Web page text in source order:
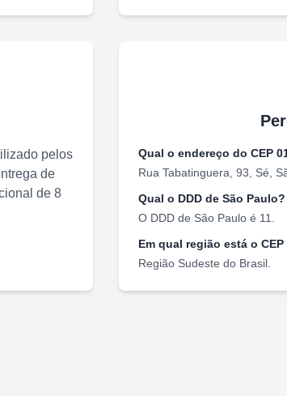
pelos
de
de 8
Qual o endereço do CEP
Rua Tabatinguera, 93
Sé
Qual o DDD de São Paulo?
O DDD de São Paulo é 11
Em qual região está o CEP
Região Sudeste do Brasil.